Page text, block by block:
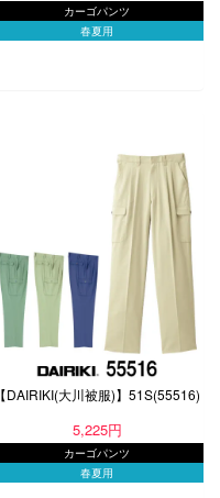
カーゴパンツ
春夏用
【DAIRIKI(大川被服)】51S(55516)
5,225円
カーゴパンツ
春夏用